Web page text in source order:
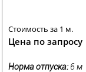
Стоимость за 1 м.
Цена по запросу
Норма отпуска: 6 м